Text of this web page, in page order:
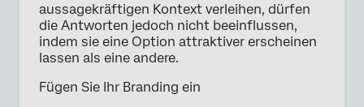
aussagekräftigen Kontext verleihen, dürfen
die Antworten jedoch nicht beeinflussen,
indem sie eine Option attraktiver erscheinen
lassen als eine andere.
Fügen Sie Ihr Branding ein